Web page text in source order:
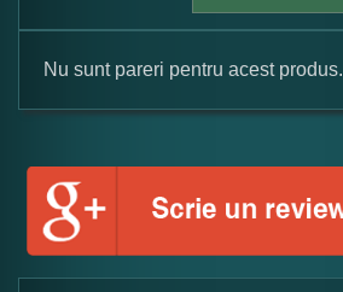
Formular pareri client
Numele dumneavoastra:
Nu sunt pareri pentru acest produs.